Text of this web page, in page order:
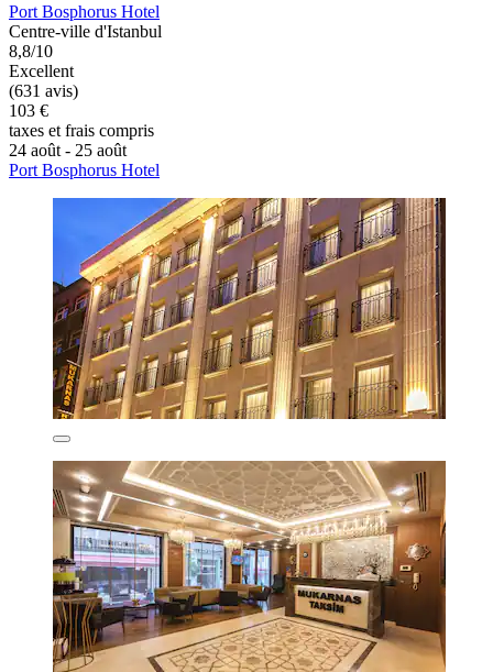
Port Bosphorus Hotel
Centre-ville d'Istanbul
8,8/10
Excellent
(631 avis)
103 €
taxes et frais compris
24 août - 25 août
Port Bosphorus Hotel